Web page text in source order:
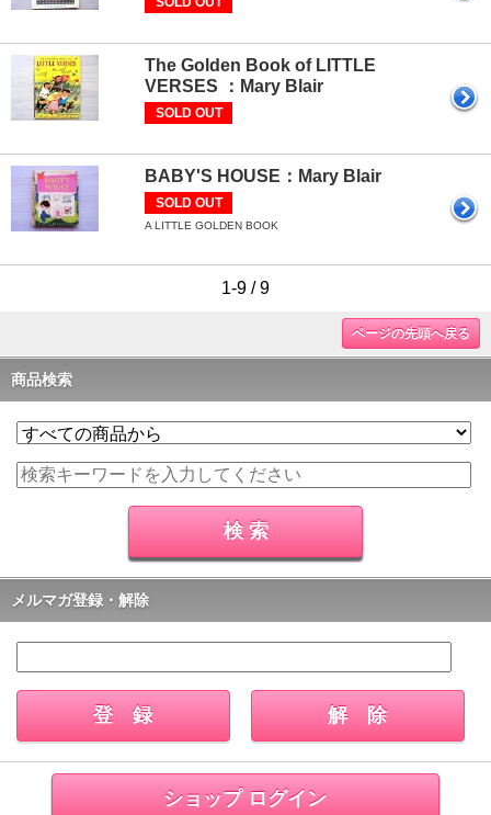
The Golden Book of LITTLE
VERSES ：Mary Blair
SOLD OUT
BABY'S HOUSE：Mary Blair
SOLD OUT
A LITTLE GOLDEN BOOK
1-9 / 9
ページの先頭へ戻る
商品検索
メルマガ登録・解除
ショップ ログイン